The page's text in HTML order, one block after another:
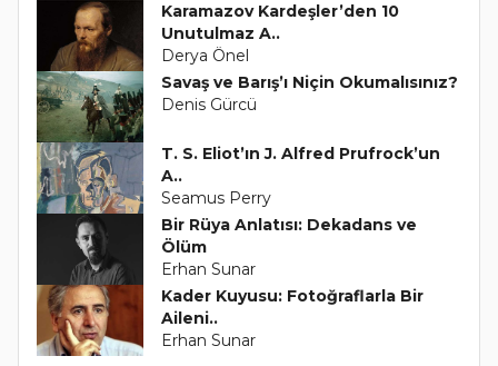
Karamazov Kardeşler’den 10
Unutulmaz A..
Derya Önel
Savaş ve Barış’ı Niçin Okumalısınız?
Denis Gürcü
T. S. Eliot’ın J. Alfred Prufrock’un
A..
Seamus Perry
Bir Rüya Anlatısı: Dekadans ve
Ölüm
Erhan Sunar
Kader Kuyusu: Fotoğraflarla Bir
Aileni..
Erhan Sunar